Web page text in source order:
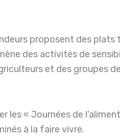
proposent des
des activités de
et des groupes
les « Journées de
à la faire vivre.